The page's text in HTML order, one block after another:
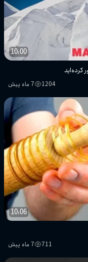
10:00
کرده‌اید
1204 7 ماه پیش
10:06
711 7 ماه پیش